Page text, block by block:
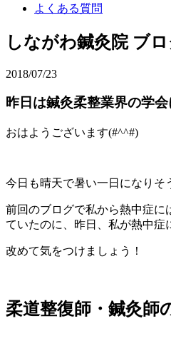
よくある質問
しながわ鍼灸院 ブ
2018/07/23
昨日は鍼灸柔整業界の学会
おはようございます(#^^#)
今日も晴天で暑い一日になりそ
前回のブログで私から熱中症に
ていたのに、昨日、私が熱中症
改めて気をつけましょう！
柔道整復師・鍼灸師